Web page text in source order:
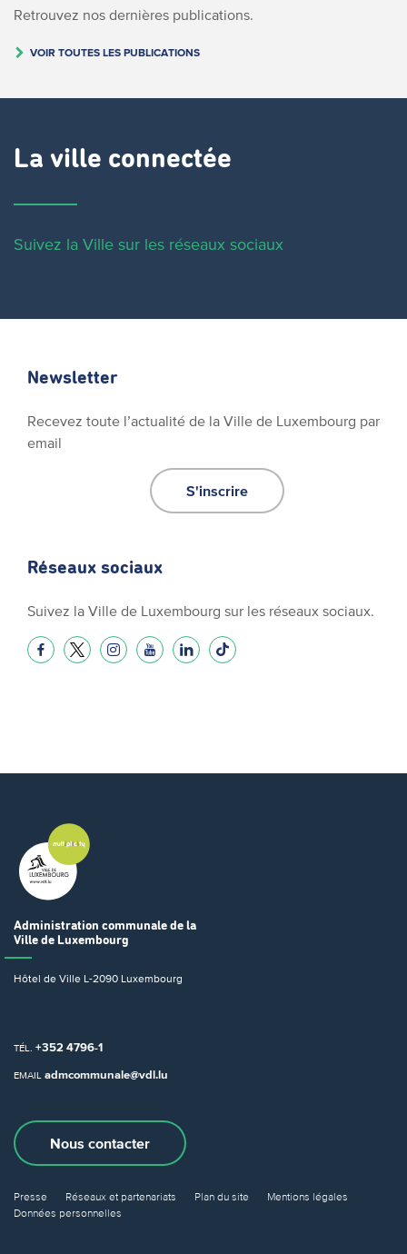
Retrouvez nos dernières publications.
VOIR TOUTES LES PUBLICATIONS
La ville connectée
Suivez la Ville sur les réseaux sociaux
Newsletter
Recevez toute l’actualité de la Ville de Luxembourg par
email
S'inscrire
Réseaux sociaux
Suivez la Ville de Luxembourg sur les réseaux sociaux.
Administration communale de la
Ville de Luxembourg
Hôtel de Ville L-2090 Luxembourg
TÉL. +352 4796-1
EMAIL admcommunale@vdl.lu
Nous contacter
Presse Réseaux et partenariats Plan du site
Mentions légales
Données personnelles